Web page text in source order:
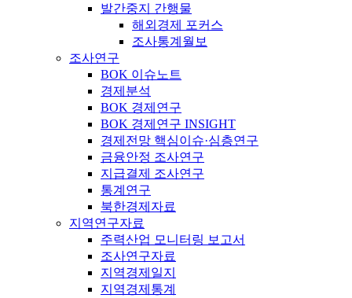
발간중지 간행물
해외경제 포커스
조사통계월보
조사연구
BOK 이슈노트
경제분석
BOK 경제연구
BOK 경제연구 INSIGHT
경제전망 핵심이슈·심층연구
금융안정 조사연구
지급결제 조사연구
통계연구
북한경제자료
지역연구자료
주력산업 모니터링 보고서
조사연구자료
지역경제일지
지역경제통계